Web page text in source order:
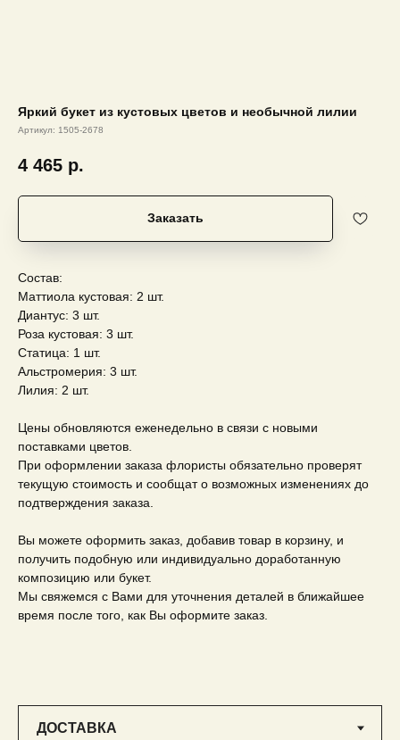
Яркий букет из кустовых цветов и необычной лилии
Артикул: 1505-2678
4 465 р.
Заказать
Состав:
Маттиола кустовая: 2 шт.
Диантус: 3 шт.
Роза кустовая: 3 шт.
Статица: 1 шт.
Альстромерия: 3 шт.
Лилия: 2 шт.
Цены обновляются еженедельно в связи с новыми
поставками цветов.
При оформлении заказа флористы обязательно проверят
текущую стоимость и сообщат о возможных изменениях до
подтверждения заказа.
Вы можете оформить заказ, добавив товар в корзину, и
получить подобную или индивидуально доработанную
композицию или букет.
Мы свяжемся с Вами для уточнения деталей в ближайшее
время после того, как Вы оформите заказ.